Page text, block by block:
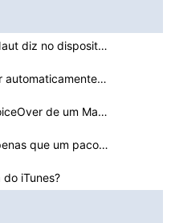
diz no disposit…
Como fazer o computador desligar automaticamente quando…
Como você remove o programa VoiceOver de um Mac se ten…
Por que você seleciona permitir apenas que um pacote m…
iTunes?